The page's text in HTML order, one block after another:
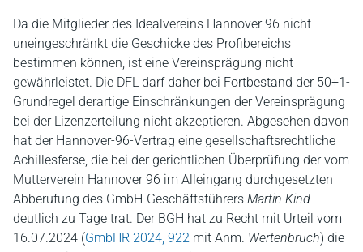
Da die Mitglieder des Idealvereins Hannover 96 nicht
uneingeschränkt die Geschicke des Profibereichs
bestimmen können, ist eine Vereinsprägung nicht
gewährleistet. Die DFL darf daher bei Fortbestand der 50+1-
Grundregel derartige Einschränkungen der Vereinsprägung
bei der Lizenzerteilung nicht akzeptieren. Abgesehen davon
hat der Hannover-96-Vertrag eine gesellschaftsrechtliche
Achillesferse, die bei der gerichtlichen Überprüfung der vom
Mutterverein Hannover 96 im Alleingang durchgesetzten
Abberufung des GmbH-Geschäftsführers Martin Kind
deutlich zu Tage trat. Der BGH hat zu Recht mit Urteil vom
16.07.2024 (GmbHR 2024, 922 mit Anm. Wertenbruch) die